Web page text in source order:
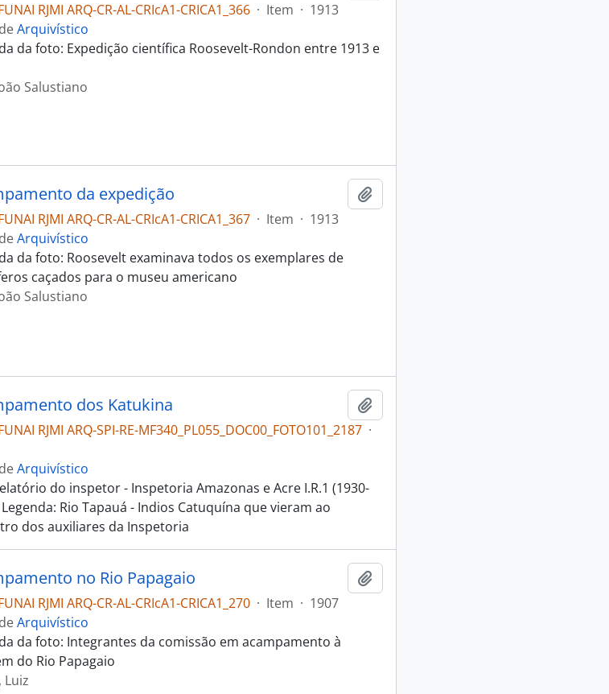
RJMI ARQ-CR-AL-CRIcA1-CRICA1_366 · Item · 1913
Arquivístico
da foto: Expedição científica Roosevelt-Rondon entre 1913 e
Salustiano
da expedição
RJMI ARQ-CR-AL-CRIcA1-CRICA1_367 · Item · 1913
Arquivístico
da foto: Roosevelt examinava todos os exemplares de
caçados para o museu americano
Salustiano
dos Katukina
RJMI ARQ-SPI-RE-MF340_PL055_DOC00_FOTO101_2187 ·
Arquivístico
do inspetor - Inspetoria Amazonas e Acre I.R.1 (1930-
Legenda: Rio Tapauá - Indios Catuquína que vieram ao
dos auxiliares da Inspetoria
no Rio Papagaio
RJMI ARQ-CR-AL-CRIcA1-CRICA1_270 · Item · 1907
Arquivístico
da foto: Integrantes da comissão em acampamento à
do Rio Papagaio
Luiz